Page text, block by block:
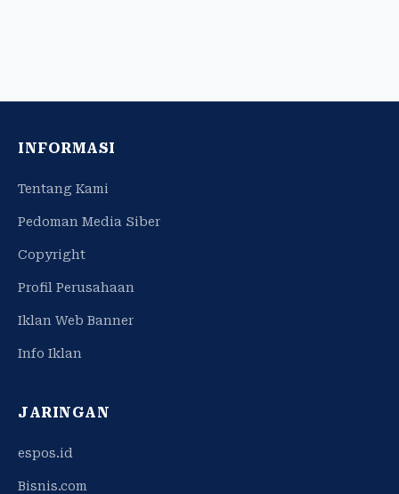
INFORMASI
Tentang Kami
Pedoman Media Siber
Copyright
Profil Perusahaan
Iklan Web Banner
Info Iklan
JARINGAN
espos.id
Bisnis.com